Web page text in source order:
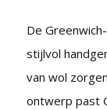
De
stijlvol
van wol
ontwerp past